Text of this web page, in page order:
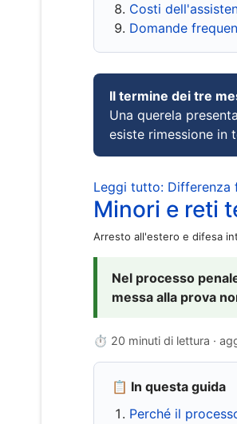
Costi
Domande
Il termine dei tre
Una querela
esiste rimessione in
Leggi tutto: Differenza
Minori e reti
Arresto all'estero e difesa
Nel processo
messa alla prova
⏱ 20 minuti di lettura ·
📋 In questa guida
Perché il